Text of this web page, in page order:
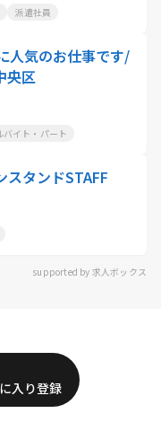
派遣社員
人気のお仕事です/
央区
バイト・パート
スタンドSTAFF
supported by 求人ボックス
入り登録